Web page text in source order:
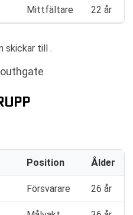
Mittfältare 22 år
skickar till .
Position Ålder
Försvarare 26 år